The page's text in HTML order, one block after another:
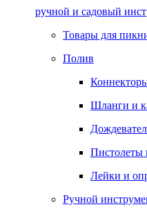
ручной и садовый
Товары для
Полив
Шланги и
Пистолеты
Лейки и
Ручной